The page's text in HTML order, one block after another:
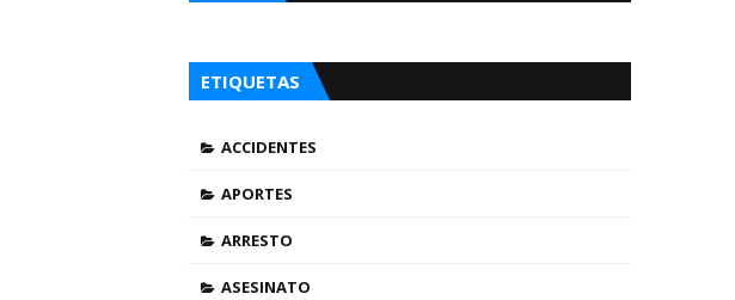
ETIQUETAS
ACCIDENTES
APORTES
ARRESTO
ASESINATO